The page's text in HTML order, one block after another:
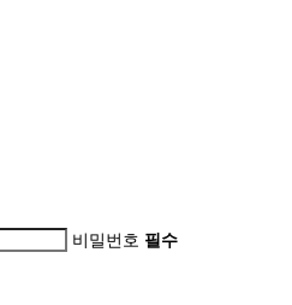
비밀번호 필수